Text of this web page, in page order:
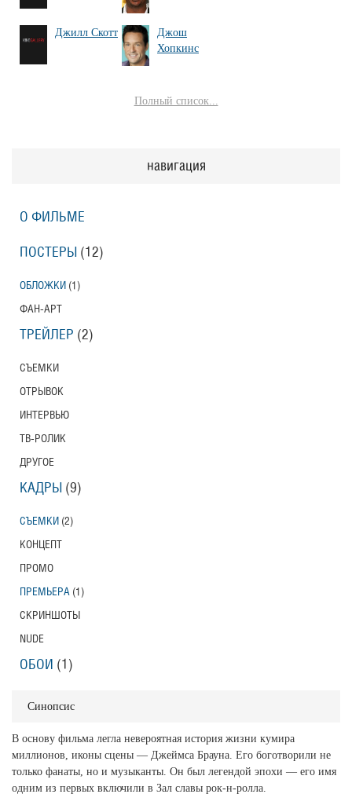
Джилл Скотт
Джош
Хопкинс
Полный список...
Синопсис
В основу фильма легла невероятная история жизни кумира
миллионов, иконы сцены — Джеймса Брауна. Его боготворили не
только фанаты, но и музыканты. Он был легендой эпохи — его имя
одним из первых включили в Зал славы рок-н-ролла.
навигация
О ФИЛЬМЕ
ПОСТЕРЫ (12)
ОБЛОЖКИ (1)
ФАН-АРТ
ТРЕЙЛЕР (2)
СЪЕМКИ
ОТРЫВОК
ИНТЕРВЬЮ
ТВ-РОЛИК
ДРУГОЕ
КАДРЫ (9)
СЪЕМКИ (2)
КОНЦЕПТ
ПРОМО
ПРЕМЬЕРА (1)
СКРИНШОТЫ
NUDE
ОБОИ (1)